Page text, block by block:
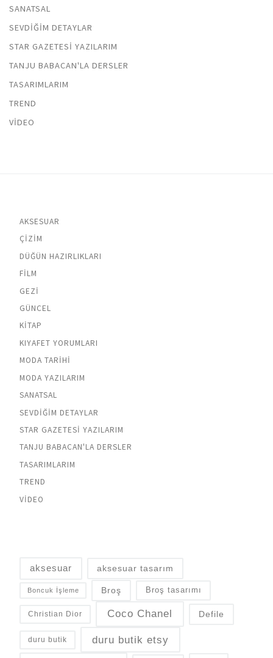
SANATSAL
SEVDIĞIM DETAYLAR
STAR GAZETESI YAZILARIM
TANJU BABACAN'LA DERSLER
TASARIMLARIM
TREND
VIDEO
AKSESUAR
ÇIZIM
DÜĞÜN HAZIRLIKLARI
FILM
GEZI
GÜNCEL
KITAP
KIYAFET YORUMLARI
MODA TARIHI
MODA YAZILARIM
SANATSAL
SEVDIĞIM DETAYLAR
STAR GAZETESI YAZILARIM
TANJU BABACAN'LA DERSLER
TASARIMLARIM
TREND
VIDEO
aksesuar aksesuar tasarım
Boncuk İşleme Broş Broş tasarımı
Christian Dior Coco Chanel Defile
duru butik duru butik etsy